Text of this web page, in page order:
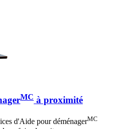
MC à proximité
d'Aide pour déménagerMC